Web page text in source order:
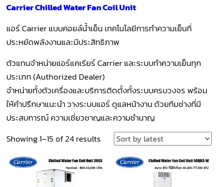
Carrier Chilled Water Fan Coil Unit
แอร์ Carrier แบบคอยล์น้ำเย็น เทคโนโลยีการทำความเย็นที่
ประหยัดพลังงานและมีประสิทธิภาพ
ตัวแทนจำหน่ายแอร์แคเรียร์ Carrier และระบบทำความเย็นทุก
ประเภท (Authorized Dealer)
จำหน่ายทั้งตัวเครื่องและบริการติดตั้งทั้งระบบครบวงจร พร้อม
ให้คำปรึกษาแนะนำ วางระบบแอร์ ดูแลหน้างาน ด้วยทีมช่างที่มี
ประสบการณ์ ความเชี่ยวชาญและความชำนาญ
Showing 1–15 of 24 results Sorted
latest